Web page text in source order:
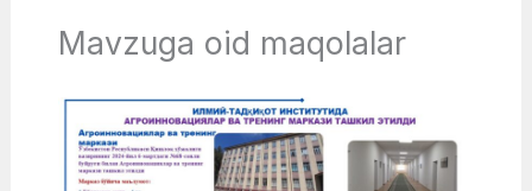
Mavzuga oid maqolalar